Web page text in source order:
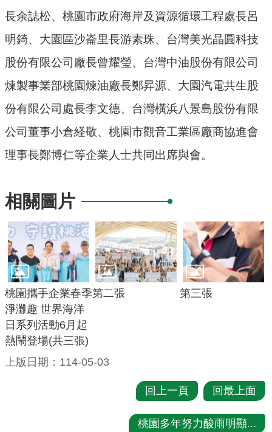
政
網
站
料
開
宣
聯
我
們
長余誌松、桃園市政府海岸及資源循環工程處長呂
明錡、大園區沙崙里長游素珠、台灣美光晶圓科技
股份有限公司廠長曾耀瑩、台灣中油股份有限公司
煉製事業部桃園煉油廠長鄭昇源、大園汽電共生股
份有限公司處長李文德、台灣橫浜八景島股份有限
公司董事小倉経敬、桃園市觀音工業區廠商協進會
理事長鄭博仁等企業人士共同出席與會。
相關圖片
桃園攜手企業春季
淨灘趣 世界海洋
日系列活動6月起
熱鬧登場(共三張)
第二張 第三張
上版日期：114-05-03
回上一頁 回最上面
桃園多年努力酸雨明顯...